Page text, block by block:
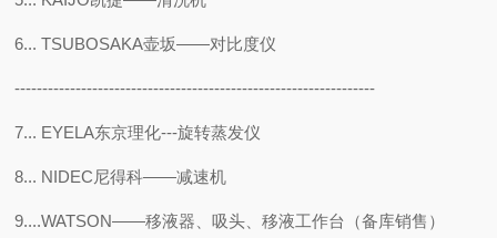
6... TSUBOSAKA壶坂——对比度仪
-----------------------------------------------------------------
7... EYELA东京理化---旋转蒸发仪
8... NIDEC尼得科——减速机
9....WATSON——移液器、吸头、移液工作台（备库销售）